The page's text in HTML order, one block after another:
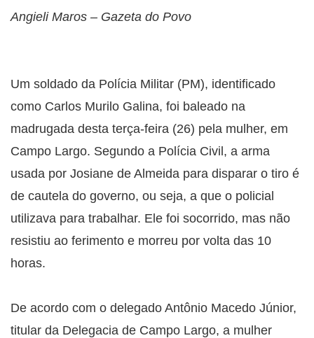
Angieli Maros – Gazeta do Povo
Um soldado da Polícia Militar (PM), identificado
como Carlos Murilo Galina, foi baleado na
madrugada desta terça-feira (26) pela mulher, em
Campo Largo. Segundo a Polícia Civil, a arma
usada por Josiane de Almeida para disparar o tiro é
de cautela do governo, ou seja, a que o policial
utilizava para trabalhar. Ele foi socorrido, mas não
resistiu ao ferimento e morreu por volta das 10
horas.
De acordo com o delegado Antônio Macedo Júnior,
titular da Delegacia de Campo Largo, a mulher